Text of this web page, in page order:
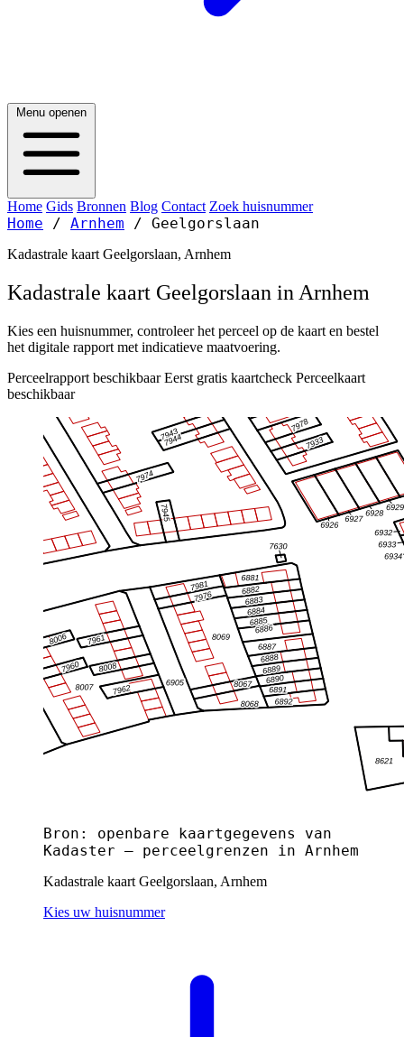
Menu openen
Home Gids Bronnen Blog Contact Zoek huisnummer
Home / Arnhem / Geelgorslaan
Kadastrale kaart Geelgorslaan, Arnhem
Kadastrale kaart Geelgorslaan in Arnhem
Kies een huisnummer, controleer het perceel op de kaart en bestel
het digitale rapport met indicatieve maatvoering.
Perceelrapport beschikbaar Eerst gratis kaartcheck Perceelkaart
beschikbaar
Bron: openbare kaartgegevens van
Kadaster — perceelgrenzen in Arnhem
Kadastrale kaart Geelgorslaan, Arnhem
Kies uw huisnummer